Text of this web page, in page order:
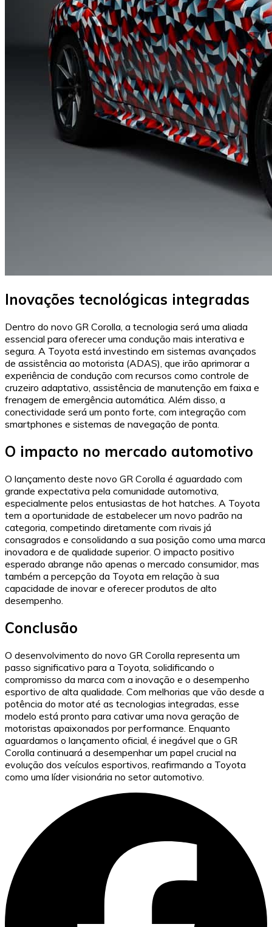
Inovações tecnológicas integradas
Dentro do novo GR Corolla, a tecnologia será uma aliada
essencial para oferecer uma condução mais interativa e
segura. A Toyota está investindo em sistemas avançados
de assistência ao motorista (ADAS), que irão aprimorar a
experiência de condução com recursos como controle de
cruzeiro adaptativo, assistência de manutenção em faixa e
frenagem de emergência automática. Além disso, a
conectividade será um ponto forte, com integração com
smartphones e sistemas de navegação de ponta.
O impacto no mercado automotivo
O lançamento deste novo GR Corolla é aguardado com
grande expectativa pela comunidade automotiva,
especialmente pelos entusiastas de hot hatches. A Toyota
tem a oportunidade de estabelecer um novo padrão na
categoria, competindo diretamente com rivais já
consagrados e consolidando a sua posição como uma marca
inovadora e de qualidade superior. O impacto positivo
esperado abrange não apenas o mercado consumidor, mas
também a percepção da Toyota em relação à sua
capacidade de inovar e oferecer produtos de alto
desempenho.
Conclusão
O desenvolvimento do novo GR Corolla representa um
passo significativo para a Toyota, solidificando o
compromisso da marca com a inovação e o desempenho
esportivo de alta qualidade. Com melhorias que vão desde a
potência do motor até as tecnologias integradas, esse
modelo está pronto para cativar uma nova geração de
motoristas apaixonados por performance. Enquanto
aguardamos o lançamento oficial, é inegável que o GR
Corolla continuará a desempenhar um papel crucial na
evolução dos veículos esportivos, reafirmando a Toyota
como uma líder visionária no setor automotivo.